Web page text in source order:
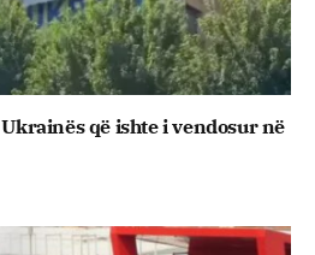
që ishte i vendosur në